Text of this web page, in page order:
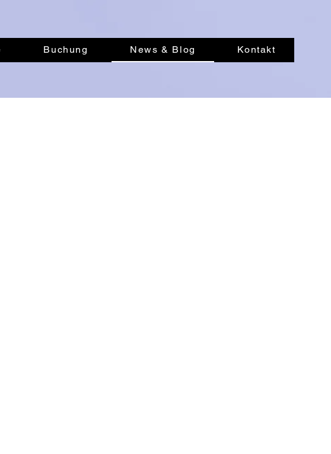
Buchung News & Blog Kontakt